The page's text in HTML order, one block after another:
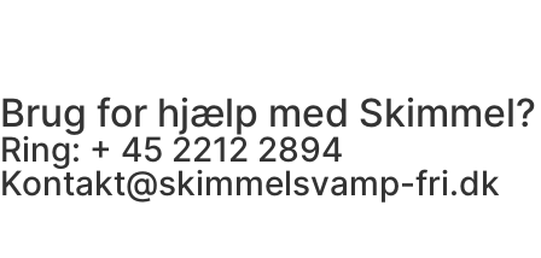
Brug for hjælp med Skimmel?
Ring: + 45 2212 2894
Kontakt@skimmelsvamp-fri.dk